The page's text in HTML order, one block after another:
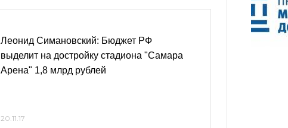
Леонид Симановский: Бюджет РФ
выделит на достройку стадиона "Самара
Арена" 1,8 млрд рублей
20.11.17